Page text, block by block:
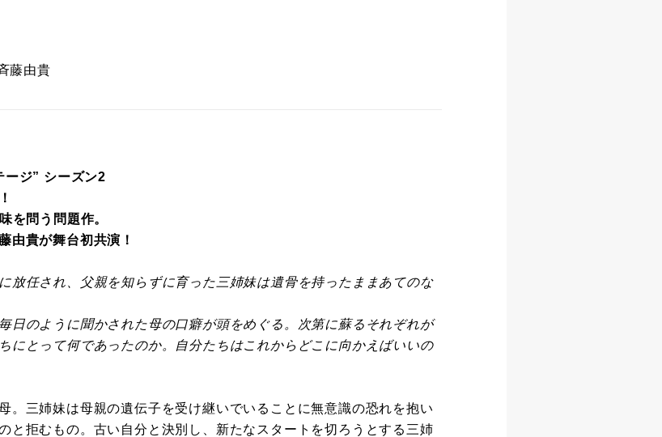
藤由貴
ージ” シーズン2
を問う問題作。
由貴が舞台初共演！
放任され、父親を知らずに育った三姉妹は遺骨を持ったままあてのな
日のように聞かされた母の口癖が頭をめぐる。次第に蘇るそれぞれが
にとって何であったのか。自分たちはこれからどこに向かえばいいの
。三姉妹は母親の遺伝子を受け継いでいることに無意識の恐れを抱い
と拒むもの。古い自分と決別し、新たなスタートを切ろうとする三姉